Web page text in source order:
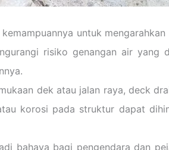
untuk
risiko genangan air yang
dek atau jalan raya, deck
korosi pada struktur dapat
bahaya bagi pengendara dan